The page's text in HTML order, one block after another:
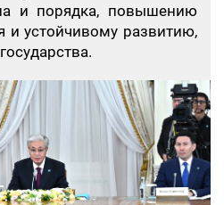
и порядка, повышению
и устойчивому развитию,